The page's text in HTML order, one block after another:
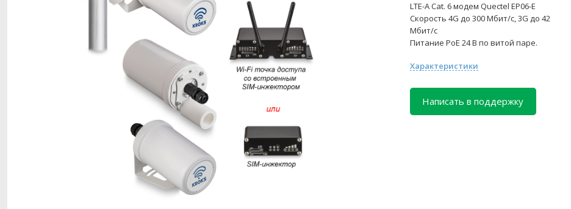
LTE-A Cat. 6 модем Quectel EP06-E
Скорость 4G до 300 Мбит/с, 3G до 42
Мбит/с
Питание PoE 24 В по витой паре.
Характеристики
Написать в поддержку